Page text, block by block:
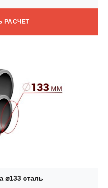
РАСЧЕТ
⌀133 сталь